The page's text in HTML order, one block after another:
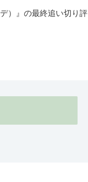
）』の最終追い切り評